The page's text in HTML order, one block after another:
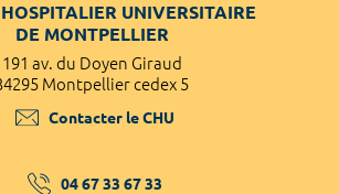
UNIVERSITAIRE
DE MONTPELLIER
191 av. du Doyen Giraud
Montpellier cedex 5
Contacter le CHU
04 67 33 67 33